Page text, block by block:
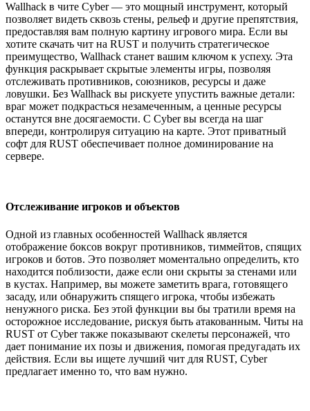
Wallhack в чите Cyber — это мощный инструмент, который
позволяет видеть сквозь стены, рельеф и другие препятствия,
предоставляя вам полную картину игрового мира. Если вы
хотите скачать чит на RUST и получить стратегическое
преимущество, Wallhack станет вашим ключом к успеху. Эта
функция раскрывает скрытые элементы игры, позволяя
отслеживать противников, союзников, ресурсы и даже
ловушки. Без Wallhack вы рискуете упустить важные детали:
враг может подкрасться незамеченным, а ценные ресурсы
останутся вне досягаемости. С Cyber вы всегда на шаг
впереди, контролируя ситуацию на карте. Этот приватный
софт для RUST обеспечивает полное доминирование на
сервере.
Отслеживание игроков и объектов
Одной из главных особенностей Wallhack является
отображение боксов вокруг противников, тиммейтов, спящих
игроков и ботов. Это позволяет моментально определить, кто
находится поблизости, даже если они скрыты за стенами или
в кустах. Например, вы можете заметить врага, готовящего
засаду, или обнаружить спящего игрока, чтобы избежать
ненужного риска. Без этой функции вы бы тратили время на
осторожное исследование, рискуя быть атакованным. Читы на
RUST от Cyber также показывают скелеты персонажей, что
дает понимание их позы и движения, помогая предугадать их
действия. Если вы ищете лучший чит для RUST, Cyber
предлагает именно то, что вам нужно.